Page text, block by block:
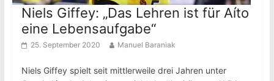
Niels Giffey: „Das Lehren ist für Aíto
eine Lebensaufgabe“
25. September 2020 Manuel Baraniak
Niels Giffey spielt seit mittlerweile drei Jahren unter